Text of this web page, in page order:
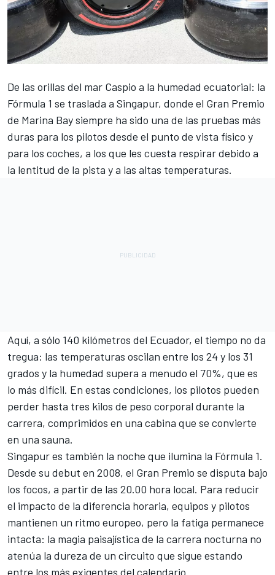
De las orillas del mar Caspio a la humedad ecuatorial: la
Fórmula 1 se traslada a Singapur, donde el Gran Premio
de Marina Bay siempre ha sido una de las pruebas más
duras para los pilotos desde el punto de vista físico y
para los coches, a los que les cuesta respirar debido a
la lentitud de la pista y a las altas temperaturas.
Aquí, a sólo 140 kilómetros del Ecuador, el tiempo no da
tregua: las temperaturas oscilan entre los 24 y los 31
grados y la humedad supera a menudo el 70%, que es
lo más difícil. En estas condiciones, los pilotos pueden
perder hasta tres kilos de peso corporal durante la
carrera, comprimidos en una cabina que se convierte
en una sauna.
Singapur es también la noche que ilumina la Fórmula 1.
Desde su debut en 2008, el Gran Premio se disputa bajo
los focos, a partir de las 20.00 hora local. Para reducir
el impacto de la diferencia horaria, equipos y pilotos
mantienen un ritmo europeo, pero la fatiga permanece
intacta: la magia paisajística de la carrera nocturna no
atenúa la dureza de un circuito que sigue estando
entre los más exigentes del calendario.